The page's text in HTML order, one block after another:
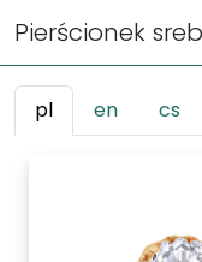
Pierścionek
pl en cs